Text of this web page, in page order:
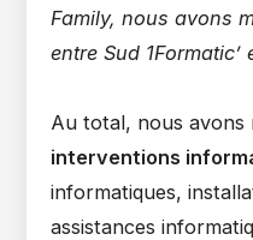
Family, nous avons
entre Sud 1Formatic’
Au total, nous avons
interventions
informatiques,
assistances